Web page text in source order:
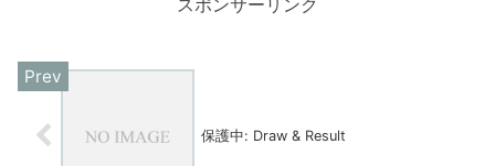
保護中: Draw & Result